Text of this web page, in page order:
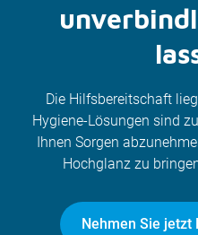
Die Hilfsbereitschaft
Hygiene-Lösungen sind
Ihnen Sorgen
Hochglanz zu
Nehmen Sie jetzt